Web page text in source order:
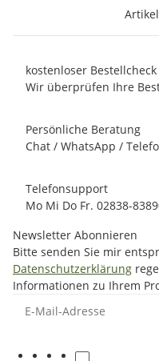
Artikel
kostenloser Bestellcheck
Wir überprüfen Ihre
Persönliche Beratung
Chat / WhatsApp /
Telefonsupport
Mo Mi Do Fr. 02838-
Newsletter Abonnieren
Bitte senden Sie mir
Datenschutzerklärung
Informationen zu Ihrem